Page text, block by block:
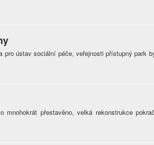
ústav sociální péče, veřejnosti přístupný park
přestavěno, velká rekonstrukce